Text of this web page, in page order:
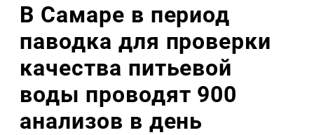
В Самаре в период
паводка для проверки
качества питьевой
воды проводят 900
анализов в день